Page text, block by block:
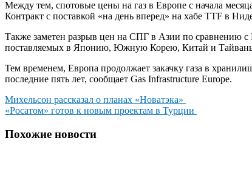
Между тем, спотовые цены на газ в Европе с начала
Контракт с поставкой «на день вперед» на хабе TTF в
Также заметен разрыв цен на СПГ в Азии по сравнению
поставляемых в Японию, Южную Корею, Китай и
Тем временем, Европа продолжает закачку газа в
последние пять лет, сообщает Gas Infrastructure Europe.
Навигация
по
записям
Михельсон рассказал о планах «Новатэка»
«Росатом» готов к новым проектам в Турции
Похожие новости